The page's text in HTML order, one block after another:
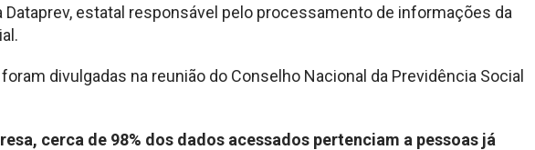
Dataprev, estatal responsável pelo processamento de informações da
divulgadas na reunião do Conselho Nacional da Previdência Social
cerca de 98% dos dados acessados pertenciam a pessoas já